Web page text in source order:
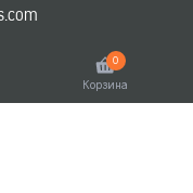
Корзина
0